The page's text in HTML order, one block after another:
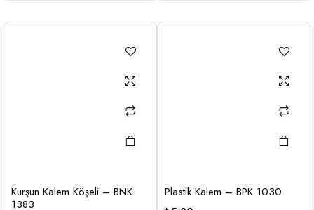
Kurşun Kalem Köşeli – BNK
1383
Plastik Kalem – BPK 1030